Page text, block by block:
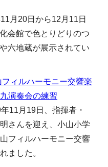
月20日から12月11日
会館で色とりどりのつ
六地蔵が展示されてい
フィルハーモニー交響楽
演奏会の練習
11月19日、指揮者・
さんを迎え、小山小学
フィルハーモニー交響
ました。